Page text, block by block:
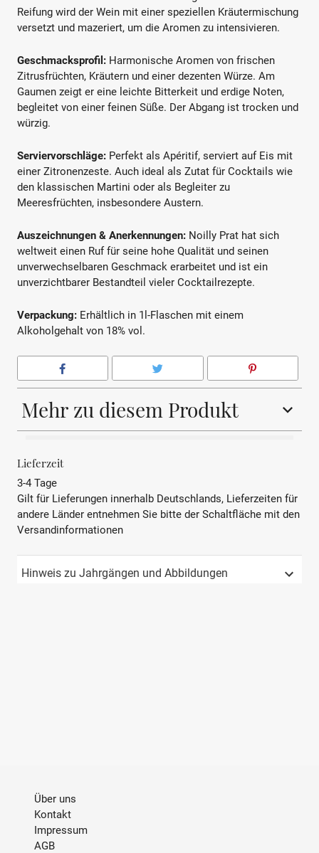
Reifung wird der Wein mit einer speziellen Kräutermischung
versetzt und mazeriert, um die Aromen zu intensivieren.
Geschmacksprofil: Harmonische Aromen von frischen
Zitrusfrüchten, Kräutern und einer dezenten Würze. Am
Gaumen zeigt er eine leichte Bitterkeit und erdige Noten,
begleitet von einer feinen Süße. Der Abgang ist trocken und
würzig.
Serviervorschläge: Perfekt als Apéritif, serviert auf Eis mit
einer Zitronenzeste. Auch ideal als Zutat für Cocktails wie
den klassischen Martini oder als Begleiter zu
Meeresfrüchten, insbesondere Austern.
Auszeichnungen & Anerkennungen: Noilly Prat hat sich
weltweit einen Ruf für seine hohe Qualität und seinen
unverwechselbaren Geschmack erarbeitet und ist ein
unverzichtbarer Bestandteil vieler Cocktailrezepte.
Verpackung: Erhältlich in 1l-Flaschen mit einem
Alkoholgehalt von 18% vol.
Mehr zu diesem Produkt
BEZEICHNUNG
Herstellungsmethode
Mazeration von Kräutern
Serviervorschlag
Gekühlt pur oder in
ABFÜLLER / IMPORTEUR
Lieferzeit
3-4 Tage
Gilt für Lieferungen innerhalb Deutschlands, Lieferzeiten für
andere Länder entnehmen Sie bitte der Schaltfläche mit den
Versandinformationen
Hinweis zu Jahrgängen und Abbildungen
Über uns
Kontakt
Impressum
AGB